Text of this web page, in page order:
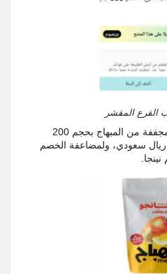
القرع المقشر
احصل على عبوة مانجو مجففة من المبهاج بحجم 200
جرام فقط بسعر 17.25 ريال سعودي، ولمضاعفة الخصم